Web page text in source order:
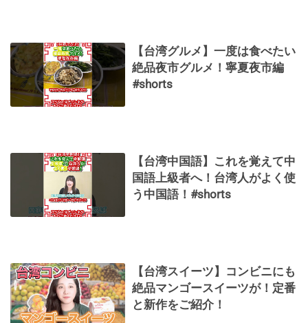
【台湾グルメ】一度は食べたい
絶品夜市グルメ！寧夏夜市編
#shorts
【台湾中国語】これを覚えて中
国語上級者へ！台湾人がよく使
う中国語！#shorts
【台湾スイーツ】コンビニにも
絶品マンゴースイーツが！定番
と新作をご紹介！